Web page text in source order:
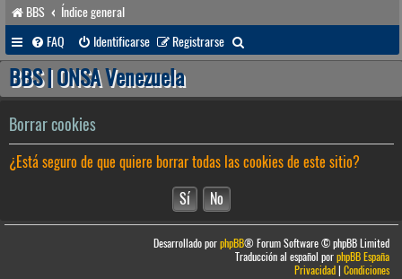
BBS
Índice general
FAQ
Identificarse Registrarse
u
a
r
BBS | ONSA Venezuela
Borrar cookies
¿Está seguro de que quiere borrar todas las cookies de este sitio?
Desarrollado porphpBB® Forum Software © phpBB Limited
Traducción al español porphpBB España
Privacidad|Condiciones